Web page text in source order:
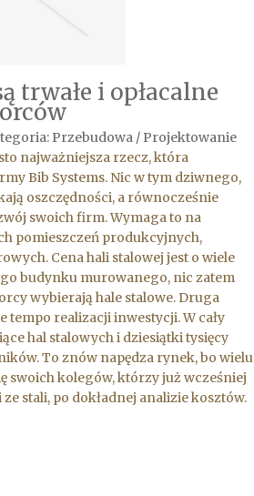
trwałe i opłacalne
Przebudowa / Projektowanie
najważniejsza rzecz, która
Bib Systems. Nic w tym dziwnego,
oszczędności, a równocześnie
swoich firm. Wymaga to na
pomieszczeń produkcyjnych,
Cena hali stalowej jest o wiele
budynku murowanego, nic zatem
wybierają hale stalowe. Druga
tempo realizacji inwestycji. W cały
hal stalowych i dziesiątki tysięcy
To znów napędza rynek, bo wielu
swoich kolegów, którzy już wcześniej
stali, po dokładnej analizie kosztów.